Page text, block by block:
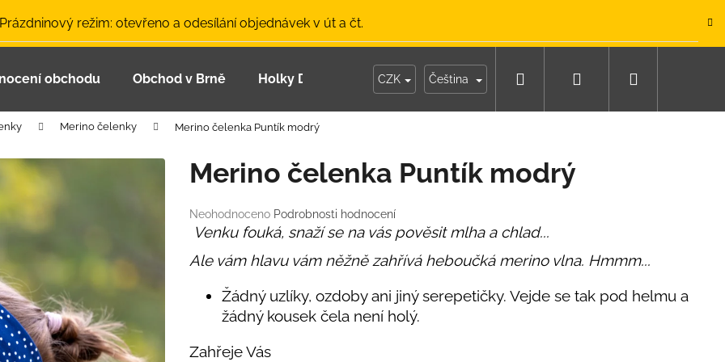
režim: otevřeno a odesílání objednávek v út a čt.
obchodu Obchod v Brně Holky Dupeťačky Moje objednávka
CZK Čeština Hledat Přihlášení
Merino čelenky Merino čelenka Puntík modrý
Průměrné
hodnocení
je
hvězdiček.
Neohodnoceno Podrobnosti hodnocení
Merino čelenka Puntík modrý
Venku fouká, snaží se na vás pověsit mlha a chlad...
Ale vám hlavu vám něžně zahřívá heboučká merino vlna. Hmmm...
Žádný uzlíky, ozdoby ani jiný serepetičky. Vejde se tak pod helmu a
žádný kousek čela není holý.
Zahřeje Vás
Co potřebujete najít?
ČEPICE UV 30 SVĚTLE MODRÁ
BAMBUSOVÉ TRIKO NÁMOŘNICKÉ